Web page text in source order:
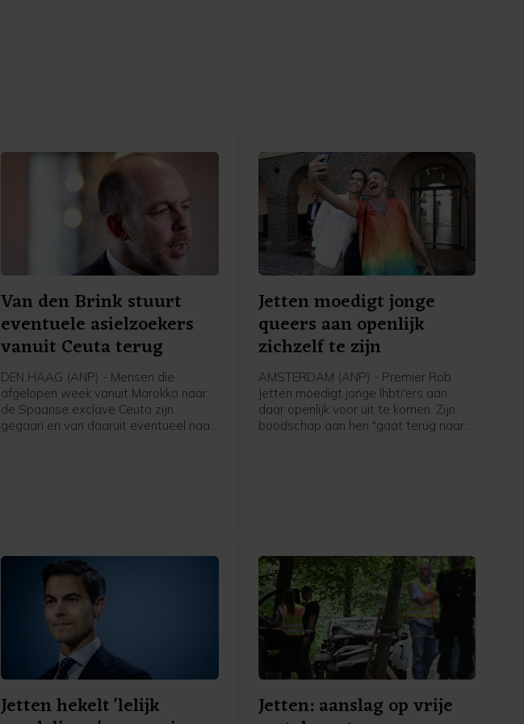
Van den Brink stuurt
eventuele asielzoekers
vanuit Ceuta terug
DEN HAAG (ANP) - Mensen die
afgelopen week vanuit Marokko naar
de Spaanse exclave Ceuta zijn
gegaan en van daaruit eventueel naar
ander land.
Jetten moedigt jonge
queers aan openlijk
zichzelf te zijn
AMSTERDAM (ANP) - Premier Rob
Jetten moedigt jonge lhbti'ers aan
daar openlijk voor uit te komen. Zijn
boodschap aan hen "gaat terug naar
Nederland", zei hij tegen een ANP-
verslaggever.
Jetten hekelt 'lelijk Jetten: aanslag op vrije